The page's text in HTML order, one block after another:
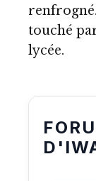
touché
lycée.